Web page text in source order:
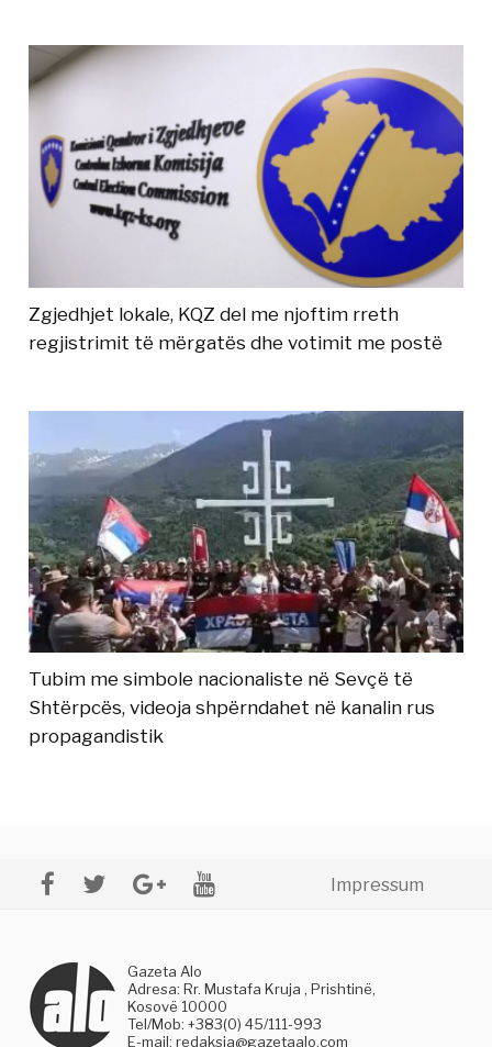
Zgjedhjet lokale, KQZ del me njoftim rreth
regjistrimit të mërgatës dhe votimit me postë
Tubim me simbole nacionaliste në Sevçë të
Shtërpcës, videoja shpërndahet në kanalin rus
propagandistik
Impressum
Gazeta Alo
Adresa: Rr. Mustafa Kruja , Prishtinë,
Kosovë 10000
Tel/Mob: +383(0) 45/111-993
E-mail:redaksia@gazetaalo.com